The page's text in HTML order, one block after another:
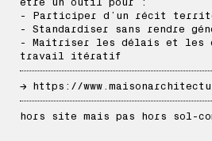
- Participer d’un récit
- Standardiser sans rendre
- Maitriser les délais et les
travail itératif
→ https://
hors site mais pas hors sol-